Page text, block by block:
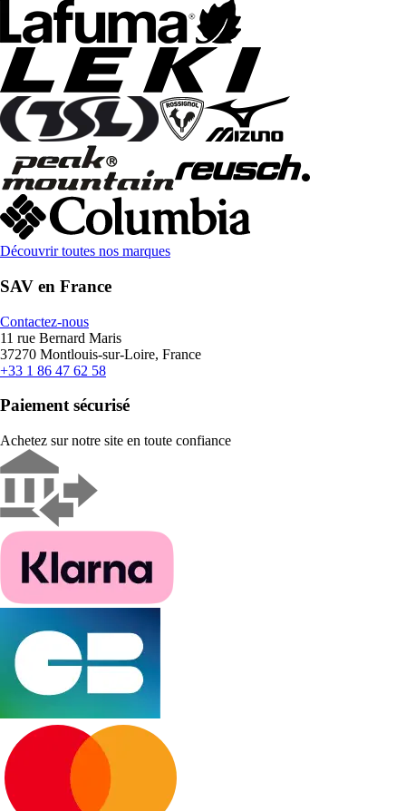
Découvrir toutes nos marques
SAV en France
Contactez-nous
11 rue Bernard Maris
37270 Montlouis-sur-Loire, France
+33 1 86 47 62 58
Paiement sécurisé
Achetez sur notre site en toute confiance